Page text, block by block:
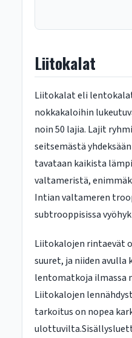
Liitokalat
Liitokalat eli
nokkakaloihin
noin 50 lajia. Lajit
seitsemästä
tavataan kaikista
valtameristä,
Intian valtameren
subtrooppisissa
Liitokalojen rintaevät
suuret, ja niiden
lentomatkoja ilmassa
Liitokalojen
tarkoitus on nopea